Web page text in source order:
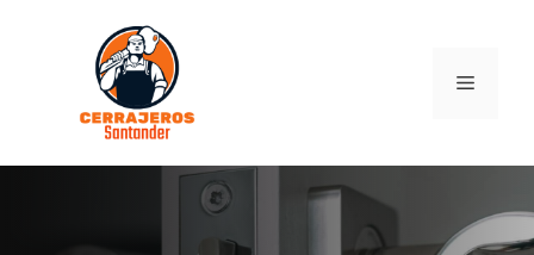
contenido
MENÚ